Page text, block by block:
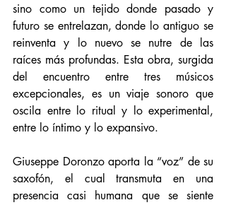
sino como un tejido donde pasado y
futuro se entrelazan, donde lo antiguo se
reinventa y lo nuevo se nutre de las
raíces más profundas. Esta obra, surgida
del encuentro entre tres músicos
excepcionales, es un viaje sonoro que
oscila entre lo ritual y lo experimental,
entre lo íntimo y lo expansivo.
Giuseppe Doronzo aporta la “voz” de su
saxofón, el cual transmuta en una
presencia casi humana que se siente